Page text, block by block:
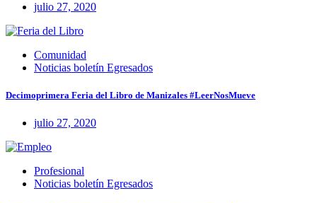
julio 27, 2020
Comunidad
Noticias boletín Egresados
Decimoprimera Feria del Libro de Manizales #LeerNosMueve
julio 27, 2020
Profesional
Noticias boletín Egresados